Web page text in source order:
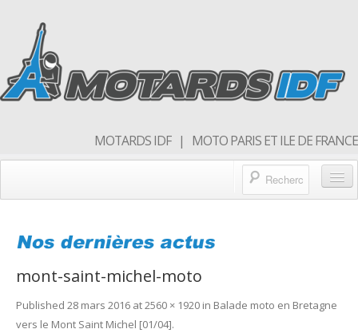
MOTARDS IDF | MOTO PARIS ET ILE DE FRANCE
Forum
Balades & sorties moto
Qui sommes nous
mont-saint-michel-moto
Published 28 mars 2016 at2560 × 1920 in Balade moto en Bretagne
vers le Mont Saint Michel [01/04].